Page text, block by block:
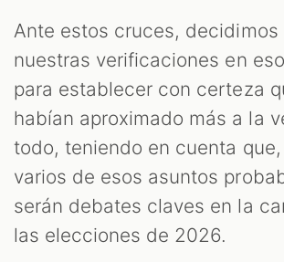
Ante estos cruces,
nuestras verificaciones en
para establecer con certeza
habían aproximado más a la
todo, teniendo en cuenta
varios de esos asuntos
serán debates claves en la
las elecciones de 2026.